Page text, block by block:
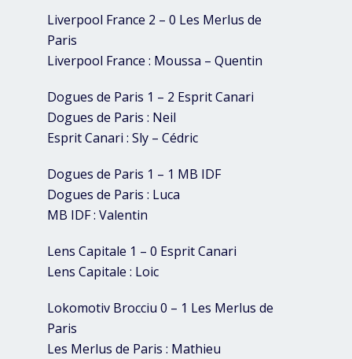
Liverpool France 2 – 0 Les Merlus de
Paris
Liverpool France : Moussa – Quentin
Dogues de Paris 1 – 2 Esprit Canari
Dogues de Paris : Neil
Esprit Canari : Sly – Cédric
Dogues de Paris 1 – 1 MB IDF
Dogues de Paris : Luca
MB IDF : Valentin
Lens Capitale 1 – 0 Esprit Canari
Lens Capitale : Loic
Lokomotiv Brocciu 0 – 1 Les Merlus de
Paris
Les Merlus de Paris : Mathieu